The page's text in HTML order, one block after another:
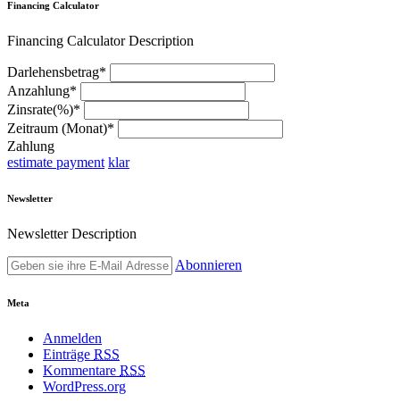
Financing Calculator
Financing Calculator Description
Darlehensbetrag*
Anzahlung*
Zinsrate(%)*
Zeitraum (Monat)*
Zahlung
estimate payment klar
Newsletter
Newsletter Description
Abonnieren
Meta
Anmelden
Einträge RSS
Kommentare RSS
WordPress.org